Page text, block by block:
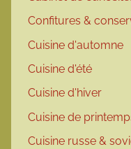
Confitures &
Cuisine d'automne
Cuisine d'été
Cuisine d'hiver
Cuisine de
Cuisine russe &